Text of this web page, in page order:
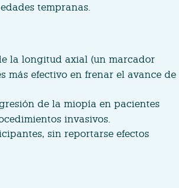
tempranas.
la longitud axial (un marcador
más efectivo en frenar el avance de
de la miopía en pacientes
invasivos.
sin reportarse efectos